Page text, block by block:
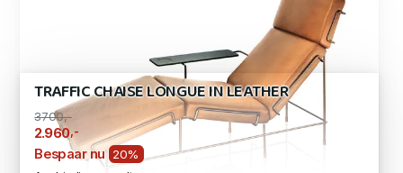
TRAFFIC CHAISE LONGUE IN LEATHER
3700,-
2.960,-
Bespaar nu 20%